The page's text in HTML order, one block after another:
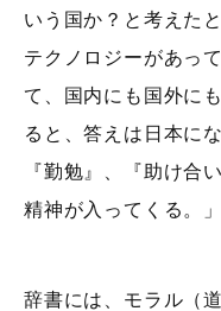
いう国か？と考えた
テクノロジーがあっ
て、国内にも国外に
ると、答えは日本に
『勤勉』、『助け合
精神が入ってくる。
辞書には、モラル（